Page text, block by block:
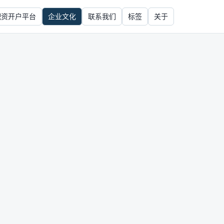
开户平台 企业文化 联系我们 标签 关于